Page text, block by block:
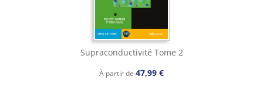
Supraconductivité Tome 2
À partir de 47,99 €